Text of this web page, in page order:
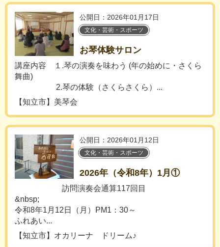
公開日：2026年01月17日
文化・芸術・スポーツ
お琴体験サロン
講座内容 １.琴の演奏を味わう (年の始めに・さくら
舞曲)
2.琴の体験（さくらさくら）...
【知立市】美琴会
公開日：2026年01月12日
文化・芸術・スポーツ
2026年（令和8年）1月①
訪問演奏会通算117回目
&nbsp;
令和8年1月12日（月）PM1：30～
ふれあい...
【知立市】オカリーナ ドリーム♪